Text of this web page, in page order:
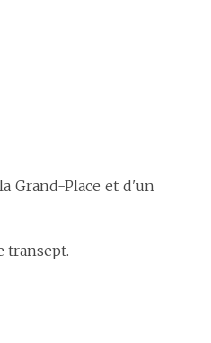
Grand-Place et d'un
transept.